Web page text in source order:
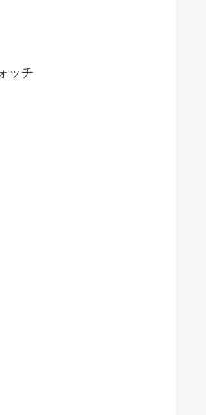
ッチ